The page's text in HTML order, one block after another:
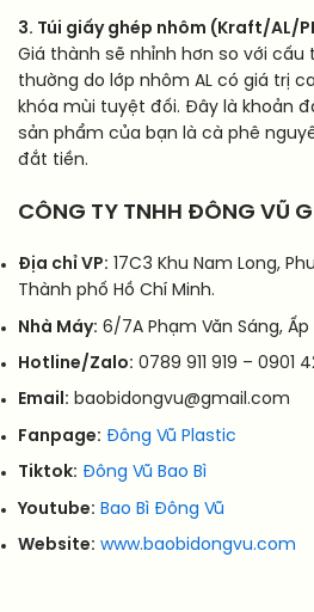
3. Túi giấy ghép nhôm (Kraft/AL/
Giá thành sẽ nhỉnh hơn so với cấu
thường do lớp nhôm AL có giá trị
khóa mùi tuyệt đối. Đây là khoản
sản phẩm của bạn là cà phê
đắt tiền.
CÔNG TY TNHH ĐÔNG VŨ
Địa chỉ VP: 17C3 Khu Nam Long,
Thành phố Hồ Chí Minh.
Nhà Máy: 6/7A Phạm Văn Sáng, Ấp
Hotline/Zalo: 0789 911 919 – 0901
Email: baobidongvu@gmail.com
Fanpage: Đông Vũ Plastic
Tiktok: Đông Vũ Bao Bì
Youtube: Bao Bì Đông Vũ
Website: www.baobidongvu.com